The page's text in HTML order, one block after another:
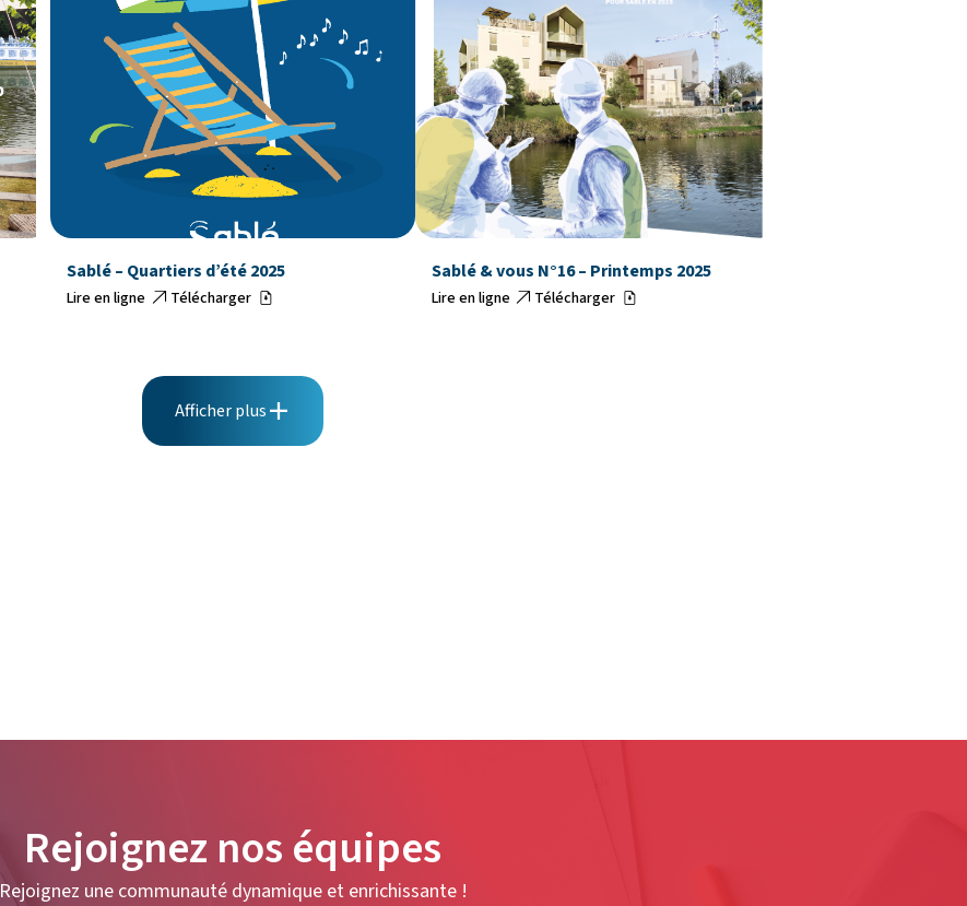
Sablé – Quartiers d’été 2025
Lire en ligne Télécharger
Sablé & vous N°16 – Printemps 2025
Lire en ligne Télécharger
Afficher plus
Rejoignez nos équipes
Rejoignez une communauté dynamique et enrichissante !